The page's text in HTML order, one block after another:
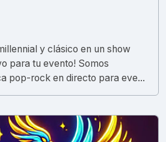
y clásico en un show
para tu evento! Somos
pop-rock en directo para eve...